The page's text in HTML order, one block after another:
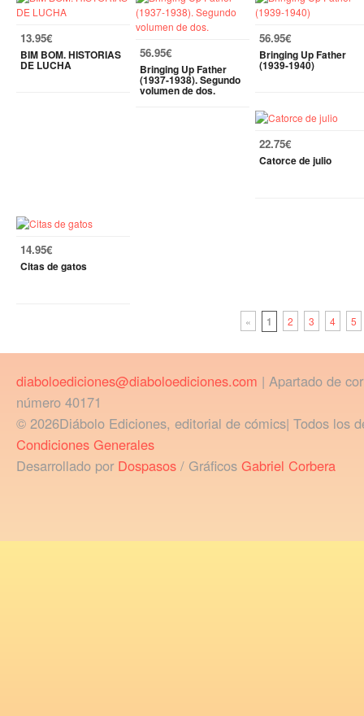
13.95€
BIM BOM. HISTORIAS
DE LUCHA
56.95€
Bringing Up Father
(1937-1938). Segundo
volumen de dos.
56.95€
Bringing Up Father
(1939-1940)
22.75€
Catorce de julio
14.95€
Citas de gatos
« 1 2 3 4 5
diaboloediciones@diaboloediciones.com | Apartado de
número 40171
© 2026Diábolo Ediciones, editorial de cómics| Todos los
Condiciones Generales
Desarrollado por Dospasos / Gráficos Gabriel Corbera